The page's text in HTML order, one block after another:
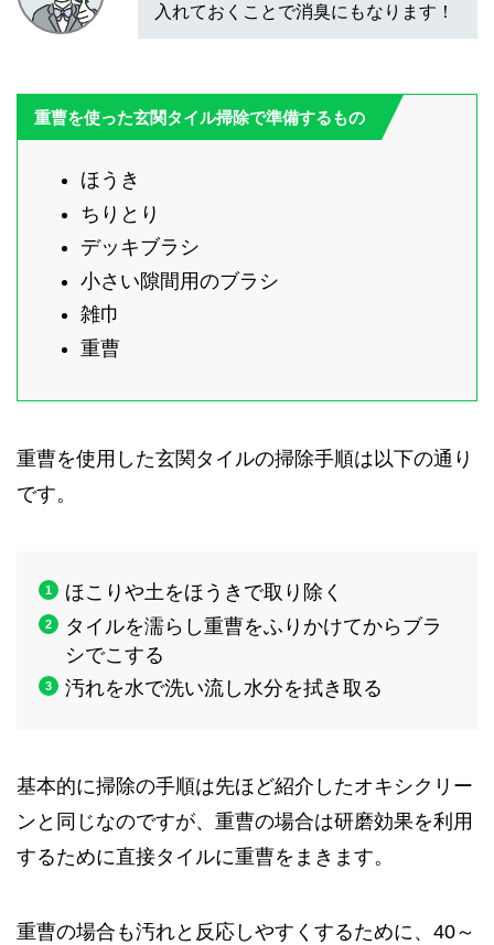
入れておくことで消臭にもなります！
重曹を使った玄関タイル掃除で準備するもの
ほうき
ちりとり
デッキブラシ
小さい隙間用のブラシ
雑巾
重曹
重曹を使用した玄関タイルの掃除手順は以下の通り
です。
ほこりや土をほうきで取り除く
タイルを濡らし重曹をふりかけてからブラ
シでこする
汚れを水で洗い流し水分を拭き取る
基本的に掃除の手順は先ほど紹介したオキシクリー
ンと同じなのですが、重曹の場合は研磨効果を利用
するために直接タイルに重曹をまきます。
重曹の場合も汚れと反応しやすくするために、40～